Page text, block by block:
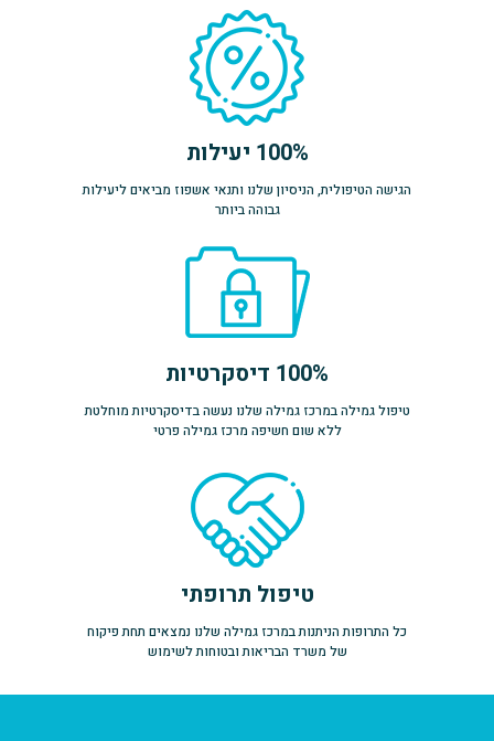
100% יעילות
הגישה הטיפולית, הניסיון שלנו ותנאי אשפוז מביאים ליעילות
גבוהה ביותר
100% דיסקרטיות
טיפול גמילה במרכז גמילה שלנו נעשה בדיסקרטיות מוחלטת
ללא שום חשיפה מרכז גמילה פרטי
טיפול תרופתי
כל התרופות הניתנות במרכז גמילה שלנו נמצאים תחת פיקוח
של משרד הבריאות ובטוחות לשימוש